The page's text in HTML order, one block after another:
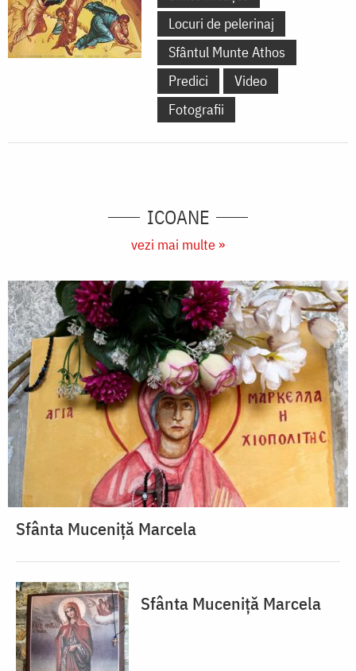
Locuri de pelerinaj
Sfântul Munte Athos
Predici
Video
Fotografii
ICOANE
vezi mai multe »
Sfânta Muceniță Marcela
Sfânta Muceniță Marcela